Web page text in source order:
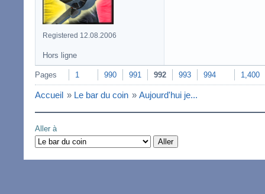
Registered 12.08.2006
Hors ligne
Pages 1 990 991 992 993 994 1,400
Accueil » Le bar du coin » Aujourd'hui je...
Aller à